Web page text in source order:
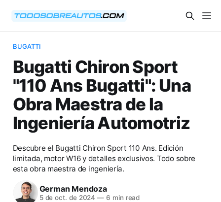
BUGATTI
Bugatti Chiron Sport
"110 Ans Bugatti": Una
Obra Maestra de la
Ingeniería Automotriz
Descubre el Bugatti Chiron Sport 110 Ans. Edición
limitada, motor W16 y detalles exclusivos. Todo sobre
esta obra maestra de ingeniería.
German Mendoza
5 de oct. de 2024 — 6 min read